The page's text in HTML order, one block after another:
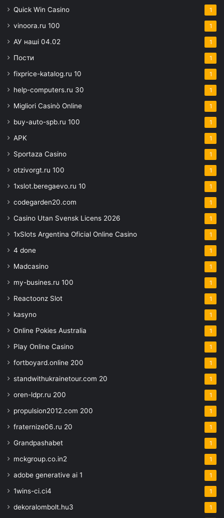
Quick Win Casino 1
vinoora.ru 100 1
АУ наші 04.02 1
Пости 1
fixprice-katalog.ru 10 1
help-computers.ru 30 1
Migliori Casinò Online 1
buy-auto-spb.ru 100 1
APK 1
Sportaza Casino 1
otzivorgt.ru 100 1
1xslot.beregaevo.ru 10 1
codegarden20.com 1
Casino Utan Svensk Licens 2026 1
1xSlots Argentina Oficial Online Casino 1
4 done 1
Madcasino 1
my-busines.ru 100 1
Reactoonz Slot 1
kasyno 1
Online Pokies Australia 1
Play Online Casino 1
fortboyard.online 200 1
standwithukrainetour.com 20 1
oren-ldpr.ru 200 1
propulsion2012.com 200 1
fraternize06.ru 20 1
Grandpashabet 1
mckgroup.co.in2 1
adobe generative ai 1 1
1wins-ci.ci4 1
dekoralombolt.hu3 1